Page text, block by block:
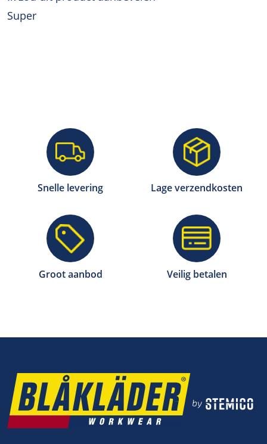
Super
Snelle levering Lage verzendkosten
Groot aanbod Veilig betalen